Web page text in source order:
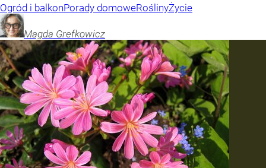
Ogród i balkonPorady domoweRoślinyŻycie
Magda Grefkowicz